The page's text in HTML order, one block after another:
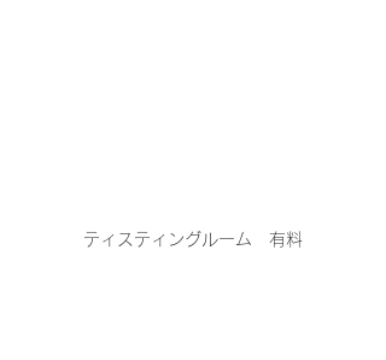
ティスティングルーム　有料